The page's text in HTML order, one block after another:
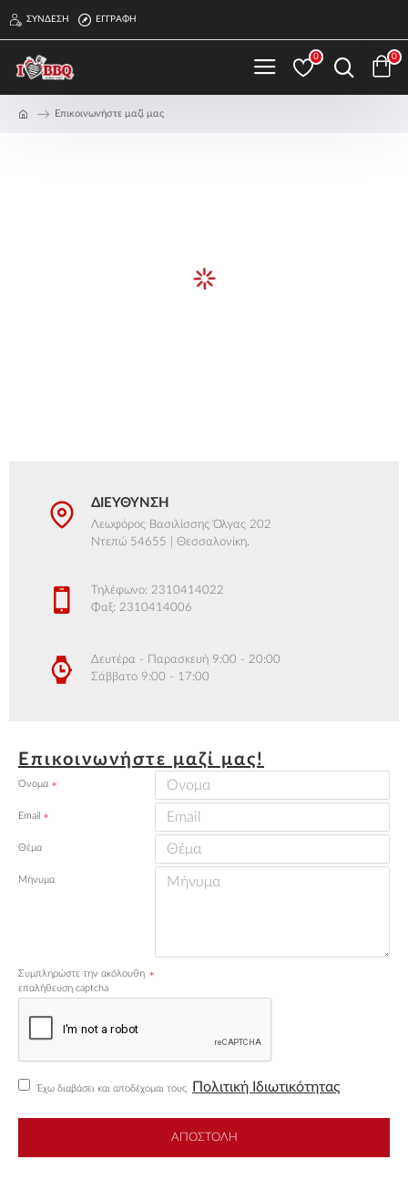
ΣΎΝΔΕΣΗ ΕΓΓΡΑΦΉ
0 0
Επικοινωνήστε μαζί μας
ΔΙΕΎΘΥΝΣΗ
Λεωφόρος Βασιλίσσης Όλγας 202
Ντεπώ 54655 | Θεσσαλονίκη.
Τηλέφωνο: 2310414022
Φαξ: 2310414006
Δευτέρα - Παρασκευή 9:00 - 20:00
Σάββατο 9:00 - 17:00
Επικοινωνήστε μαζί μας!
Όνομα
Email
Θέμα
Μήνυμα
Συμπληρώστε την ακόλουθη
επαλήθευση captcha
Έχω διαβάσει και αποδέχομαι τους Πολιτική Ιδιωτικότητας
ΑΠΟΣΤΟΛΉ